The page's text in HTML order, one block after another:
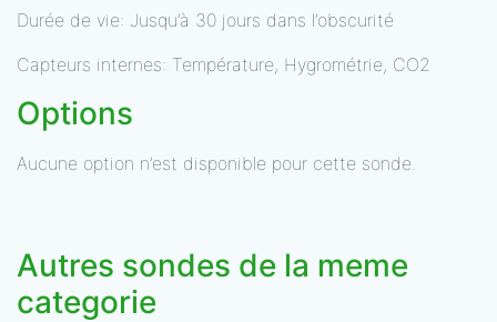
Durée de vie: Jusqu’à 30 jours dans l’obscurité
Capteurs internes: Température, Hygrométrie, CO2
Options
Aucune option n’est disponible pour cette sonde.
Autres sondes de la meme
categorie